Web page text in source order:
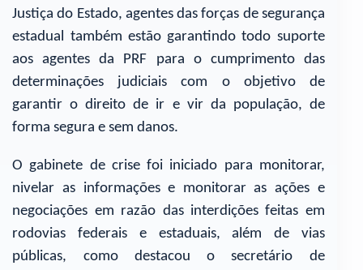
Justiça do Estado, agentes das forças de segurança
estadual também estão garantindo todo suporte
aos agentes da PRF para o cumprimento das
determinações judiciais com o objetivo de
garantir o direito de ir e vir da população, de
forma segura e sem danos.
O gabinete de crise foi iniciado para monitorar,
nivelar as informações e monitorar as ações e
negociações em razão das interdições feitas em
rodovias federais e estaduais, além de vias
públicas, como destacou o secretário de